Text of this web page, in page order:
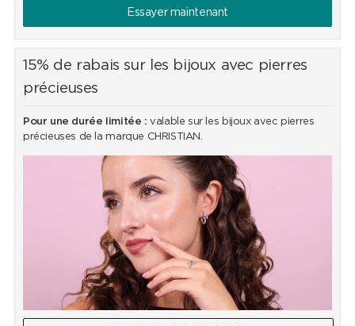
Essayer maintenant
15% de rabais sur les bijoux avec pierres
précieuses
Pour une durée limitée : valable sur les bijoux avec pierres
précieuses de la marque CHRISTIAN.